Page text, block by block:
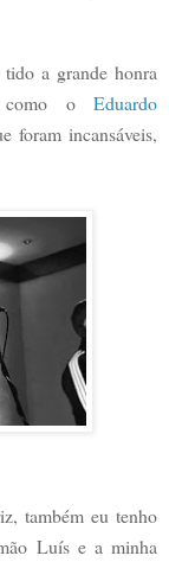
tido a grande honra
como o Eduardo
foram incansáveis,
também eu tenho
Luís e a minha